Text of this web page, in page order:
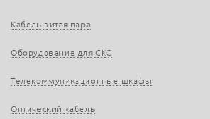
Кабель витая пара
Оборудование для СКС
Телекоммуникационные шкафы
Оптический кабель